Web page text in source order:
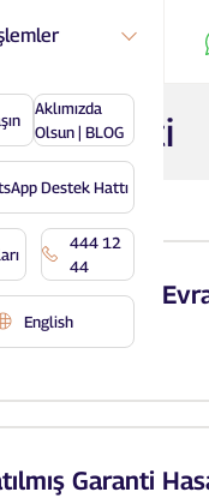
Aklımızda
Olsun | BLOG
Destek Hattı
444 12
44
English
Garanti
Garanti
Garanti